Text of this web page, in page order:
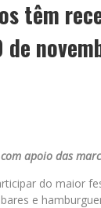
têm
apoio das
do maior
e